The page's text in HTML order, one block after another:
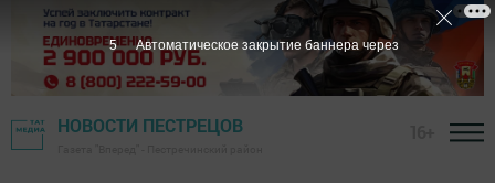
НОВОСТИ ПЕСТРЕЦОВ
4 Автоматическое закрытие баннера через